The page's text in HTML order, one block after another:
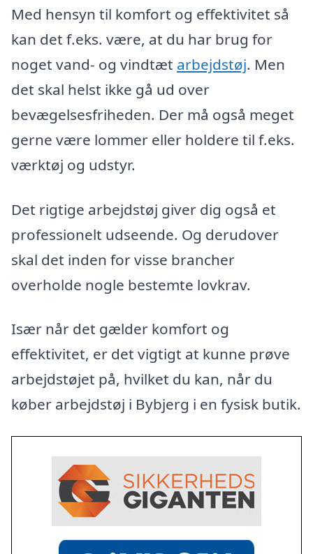
Med hensyn til komfort og effektivitet så
kan det f.eks. være, at du har brug for
noget vand- og vindtæt arbejdstøj. Men
det skal helst ikke gå ud over
bevægelsesfriheden. Der må også meget
gerne være lommer eller holdere til f.eks.
værktøj og udstyr.
Det rigtige arbejdstøj giver dig også et
professionelt udseende. Og derudover
skal det inden for visse brancher
overholde nogle bestemte lovkrav.
Især når det gælder komfort og
effektivitet, er det vigtigt at kunne prøve
arbejdstøjet på, hvilket du kan, når du
køber arbejdstøj i Bybjerg i en fysisk butik.